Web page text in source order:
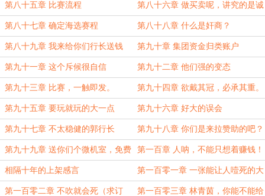
第八十五章 比赛流程 第八十六章 做买卖呢，讲究的是诚
信。
第八十七章 确定海选赛程 第八十八章 什么是奸商？
第八十九章 我来给你们行长送钱 第九十章 集团资金归类账户
第九十一章 这个斥候很自信 第九十二章 他们强的变态
第九十三章 比赛，一触即发。 第九十四章 欲戴其冠，必承其重。
第九十五章 要玩就玩的大一点 第九十六章 好大的误会
第九十七章 不太稳健的郭行长 第九十八章 你们是来拉赞助的吧？
第九十九章 送你们个微机室，免费
的。
第一百章 人呐，不能只想着赚钱！
相隔十年的上架感言 第一百零一章 一张能让人噎死的大
饼（求订阅）
第一百零二章 不吹就会死（求订 第一百零三章 林青茵，你能不能给